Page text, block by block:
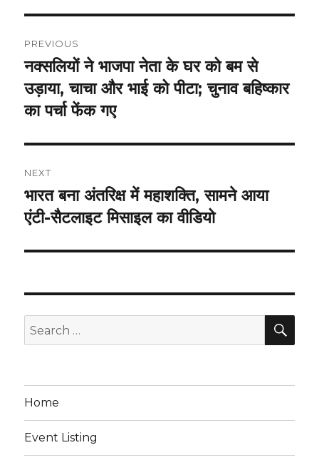
navigation
PREVIOUS
Previous
post:
नक्सलियों ने भाजपा नेता के घर को बम से
उड़ाया, चाचा और भाई को पीटा; चुनाव बहिष्कार
का पर्चा फेंक गए
NEXT
Next
post:
भारत बना अंतरिक्ष में महाशक्ति, सामने आया
एंटी-सैटलाइट मिसाइल का वीडियो
Search
for:
Home
Event Listing